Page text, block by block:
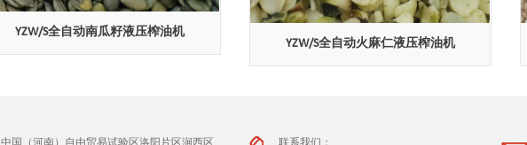
YZW/S全自动南瓜籽液压榨油机
YZW/S全自动火麻仁液压榨油机
中国（河南）自由贸易试验区洛阳片区涧西区 联系我们：